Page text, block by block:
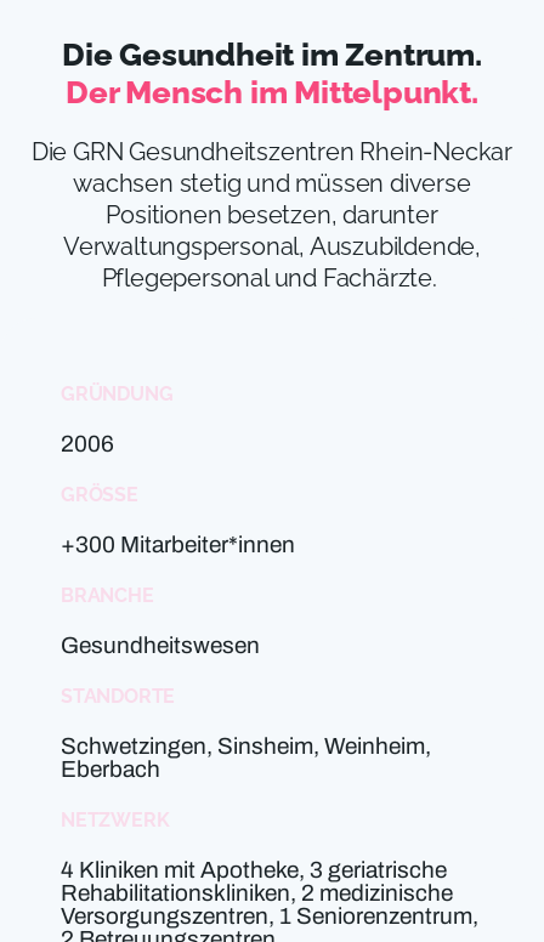
Die Gesundheit im Zentrum.
Der Mensch im Mittelpunkt.
Die GRN Gesundheitszentren Rhein-Neckar
wachsen stetig und müssen diverse
Positionen besetzen, darunter
Verwaltungspersonal, Auszubildende,
Pflegepersonal und Fachärzte.
GRÜNDUNG
2006
GRÖSSE
+300 Mitarbeiter*innen
BRANCHE
Gesundheitswesen
STANDORTE
Schwetzingen, Sinsheim, Weinheim,
Eberbach
NETZWERK
4 Kliniken mit Apotheke, 3 geriatrische
Rehabilitationskliniken, 2 medizinische
Versorgungszentren, 1 Seniorenzentrum,